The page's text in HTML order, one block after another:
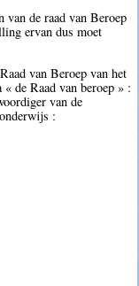
van de raad van Beroep
ervan dus moet
van Beroep van het
de Raad van beroep » :
van de
: